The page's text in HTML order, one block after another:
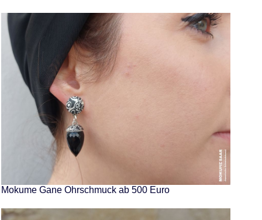
Mokume Gane Ohrschmuck ab 500 Euro